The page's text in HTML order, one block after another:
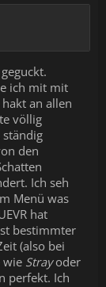
ich mit mit
an allen
völlig
den
Ich seh
Menü was
hat
bestimmter
(also bei
wie Strayoder
perfekt. Ich